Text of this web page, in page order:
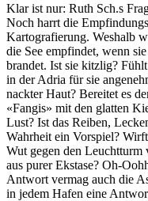
Klar ist nur: Ruth Sch.s
Noch harrt die
Kartografierung. Weshalb
die See empfindet, wenn
brandet. Ist sie kitzlig?
in der Adria für sie
nackter Haut? Bereitet es
«Fangis» mit den glatten
Lust? Ist das Reiben,
Wahrheit ein Vorspiel?
Wut gegen den Leuchtturm
aus purer Ekstase? Oh-
Antwort vermag auch die
in jedem Hafen eine